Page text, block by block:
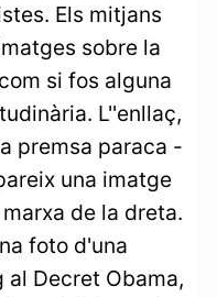
Els mitjans
sobre la
si fos alguna
L''enllaç,
premsa paraca -
una imatge
de la dreta.
foto d'una
al Decret Obama,